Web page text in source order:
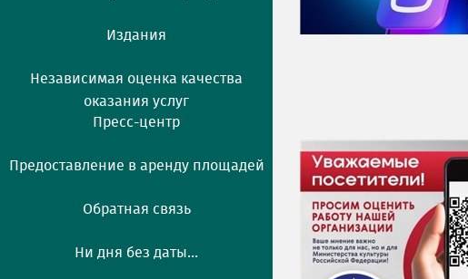
Издания
Независимая оценка качества
оказания услуг
Пресс-центр
Предоставление в аренду площадей
Обратная связь
Ни дня без даты...